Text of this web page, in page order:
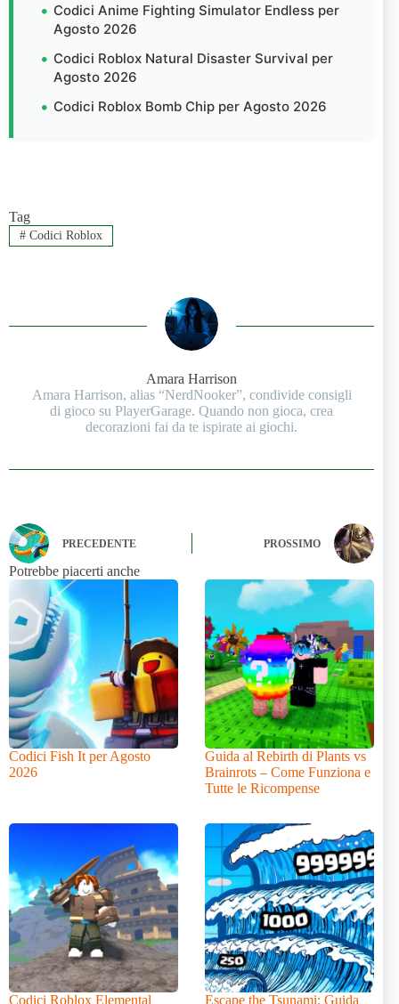
Codici Anime Fighting Simulator Endless per
Agosto 2026
Codici Roblox Natural Disaster Survival per
Agosto 2026
Codici Roblox Bomb Chip per Agosto 2026
Tag
#Codici Roblox
Amara Harrison
Amara Harrison, alias “NerdNooker”, condivide consigli
di gioco su PlayerGarage. Quando non gioca, crea
decorazioni fai da te ispirate ai giochi.
PRECEDENTE PROSSIMO
Potrebbe piacerti anche
Codici Fish It per Agosto
2026
Guida al Rebirth di Plants vs
Brainrots – Come Funziona e
Tutte le Ricompense
Codici Roblox Elemental Escape the Tsunami: Guida